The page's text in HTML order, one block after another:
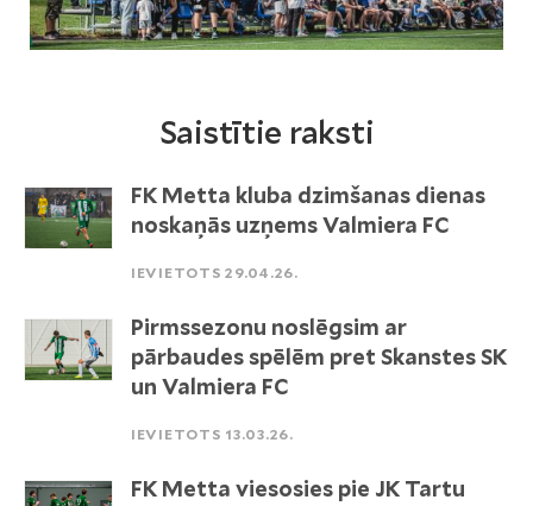
Saistītie raksti
FK Metta kluba dzimšanas dienas
noskaņās uzņems Valmiera FC
IEVIETOTS 29.04.26.
Pirmssezonu noslēgsim ar
pārbaudes spēlēm pret Skanstes SK
un Valmiera FC
IEVIETOTS 13.03.26.
FK Metta viesosies pie JK Tartu